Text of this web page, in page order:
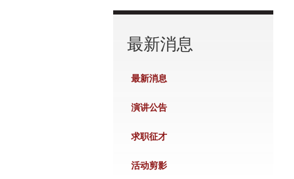
最新消息
最新消息
演讲公告
求职征才
活动剪影